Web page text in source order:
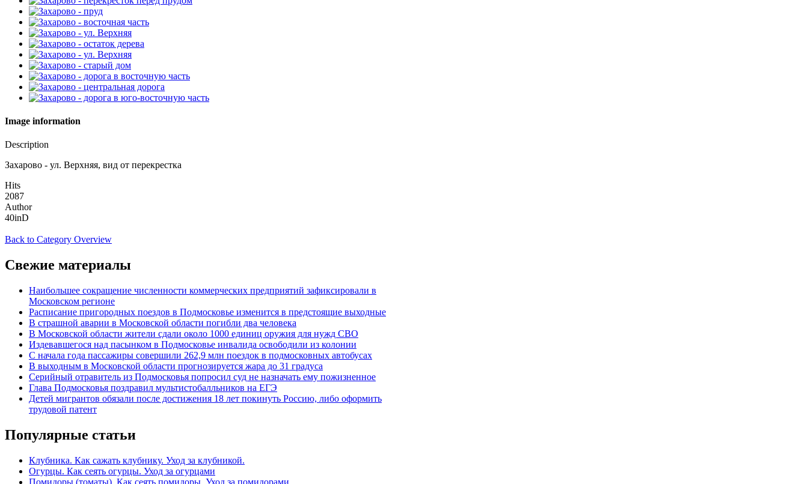
Image information
Description
Захарово - ул. Верхняя, вид от перекрестка
Hits
2087
Author
40inD
Back to Category Overview
Свежие материалы
Наибольшее сокращение численности коммерческих предприятий зафиксировали в
Московском регионе
Расписание пригородных поездов в Подмосковье изменится в предстоящие выходные
В страшной аварии в Московской области погибли два человека
В Московской области жители сдали около 1000 единиц оружия для нужд СВО
Издевавшегося над пасынком в Подмосковье инвалида освободили из колонии
С начала года пассажиры совершили 262,9 млн поездок в подмосковных автобусах
В выходным в Московской области прогнозируется жара до 31 градуса
Серийный отравитель из Подмосковья попросил суд не назначать ему пожизненное
Глава Подмосковья поздравил мультистобалльников на ЕГЭ
Детей мигрантов обязали после достижения 18 лет покинуть Россию, либо оформить
трудовой патент
Популярные статьи
Клубника. Как сажать клубнику. Уход за клубникой.
Огурцы. Как сеять огурцы. Уход за огурцами
Помидоры (томаты). Как сеять помидоры. Уход за помидорами